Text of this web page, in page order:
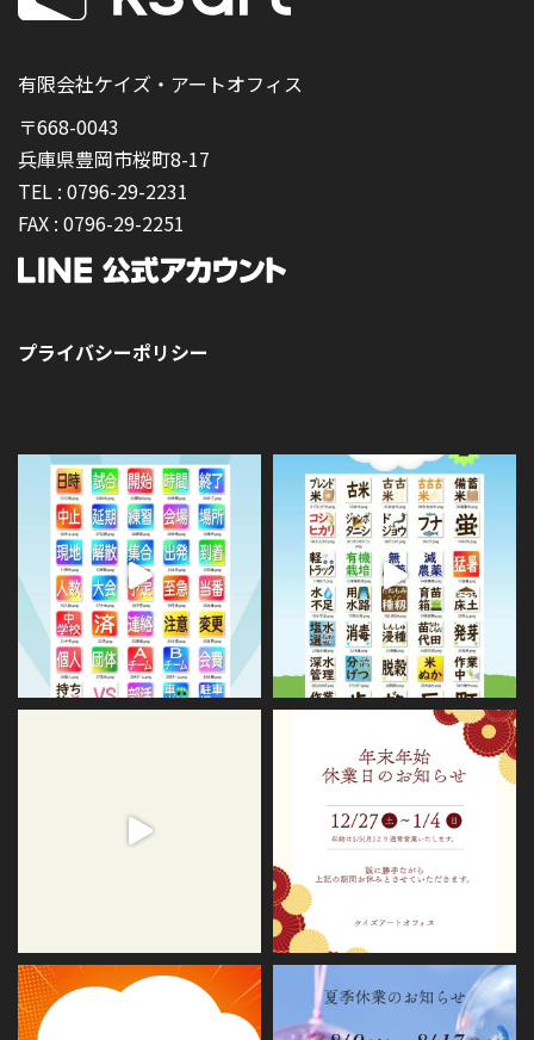
有限会社ケイズ・アートオフィス
〒668-0043
兵庫県豊岡市桜町8-17
TEL : 0796-29-2231
FAX : 0796-29-2251
プライバシーポリシー